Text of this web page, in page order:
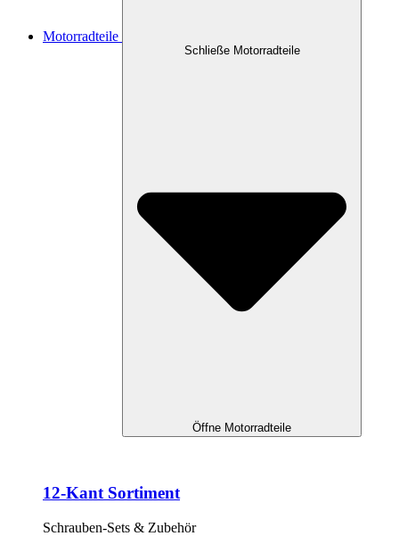
Motorradteile
Schließe Motorradteile
Öffne Motorradteile
12-Kant Sortiment
Schrauben-Sets & Zubehör